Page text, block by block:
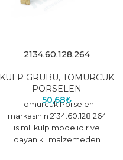
2134.60.128.264
KULP GRUBU, TOMURCUK
PORSELEN
50,68₺
Tomurcuk Porselen
markasının 2134.60.128.264
isimli kulp modelidir ve
dayanıklı malzemeden